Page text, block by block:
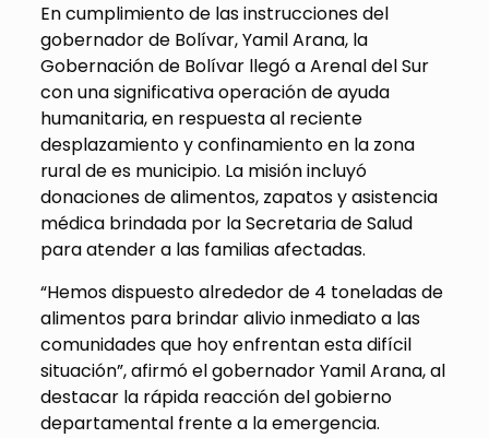
En cumplimiento de las instrucciones del
gobernador de Bolívar, Yamil Arana, la
Gobernación de Bolívar llegó a Arenal del Sur
con una significativa operación de ayuda
humanitaria, en respuesta al reciente
desplazamiento y confinamiento en la zona
rural de es municipio. La misión incluyó
donaciones de alimentos, zapatos y asistencia
médica brindada por la Secretaria de Salud
para atender a las familias afectadas.
“Hemos dispuesto alrededor de 4 toneladas de
alimentos para brindar alivio inmediato a las
comunidades que hoy enfrentan esta difícil
situación”, afirmó el gobernador Yamil Arana, al
destacar la rápida reacción del gobierno
departamental frente a la emergencia.